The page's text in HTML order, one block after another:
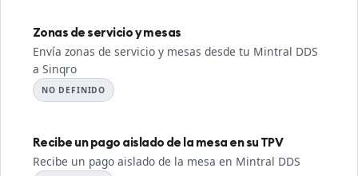
Zonas de servicio y mesas
Envía zonas de servicio y mesas desde tu Mintral DDS
a Sinqro
NO DEFINIDO
Recibe un pago aislado de la mesa en su TPV
Recibe un pago aislado de la mesa en Mintral DDS